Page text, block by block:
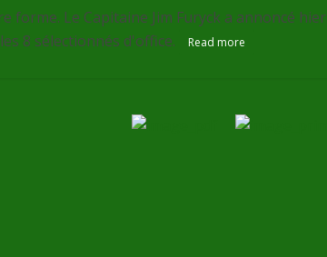
forme. Le Capitaine Jim Furyck a annoncé hier
8 sélectionnés d'office.
Read more